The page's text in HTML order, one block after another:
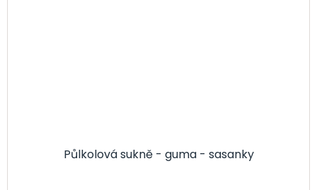
Půlkolová sukně - guma - sasanky